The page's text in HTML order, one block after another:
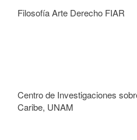
Filosofía Arte Derecho FIAR
Centro de Investigaciones
Caribe, UNAM